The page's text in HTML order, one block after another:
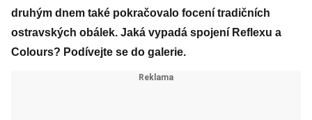
druhým dnem také pokračovalo focení tradičních
ostravských obálek. Jaká vypadá spojení Reflexu a
Colours? Podívejte se do galerie.